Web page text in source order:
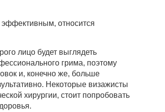
относится
лицо будет выглядеть
грима, поэтому
и, конечно же, больше
Некоторые визажисты
хирургии, стоит попробовать